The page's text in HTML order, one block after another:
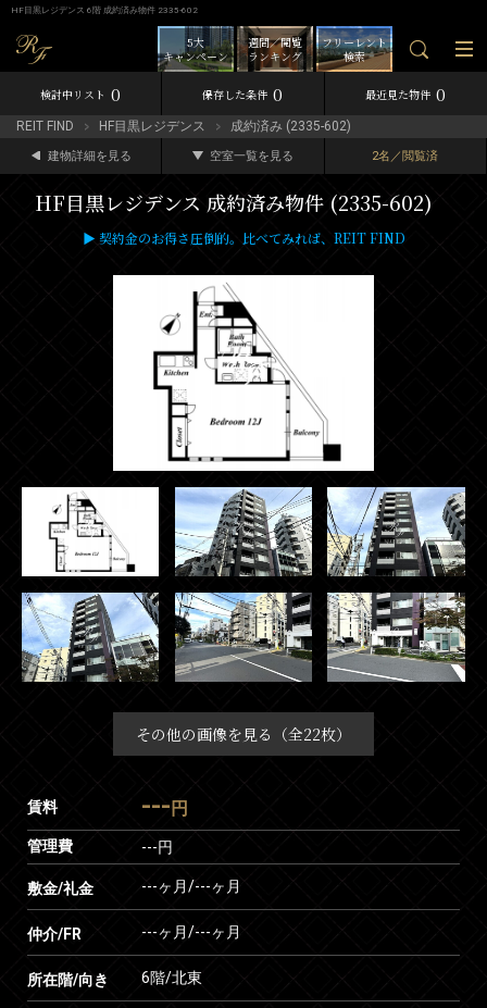
HF目黒レジデンス 6階 成約済み物件 2335-602
フリーレント
検索
週間／閲覧
ランキング
5大
キャンペーン
検討中リスト 0 保存した条件 0 最近見た物件 0
REIT FIND HF目黒レジデンス 成約済み (2335-602)
建物詳細を見る 空室一覧を見る 2名／閲覧済
HF目黒レジデンス 成約済み物件 (2335-602)
▶ 契約金のお得さ圧倒的。比べてみれば、REIT FIND
その他の画像を見る（全22枚）
賃料 --- 円
管理費 ---円
敷金/礼金 ---ヶ月/---ヶ月
仲介/FR ---ヶ月/---ヶ月
所在階/向き 6階/北東